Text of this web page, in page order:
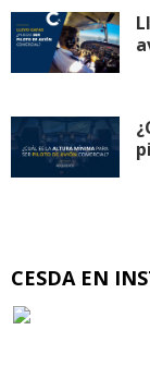
CESDA EN